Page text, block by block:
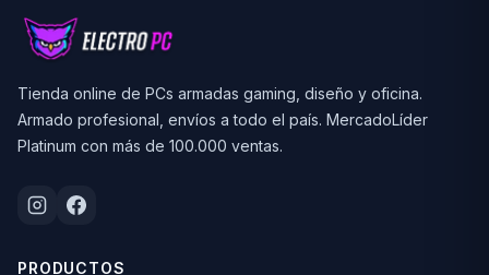
Tienda online de PCs armadas gaming, diseño y oficina.
Armado profesional, envíos a todo el país. MercadoLíder
Platinum con más de 100.000 ventas.
PRODUCTOS